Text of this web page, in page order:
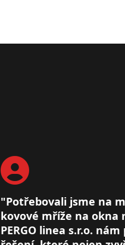
"Potřebovali jsme na
kovové mříže na okna
PERGO linea s.r.o.